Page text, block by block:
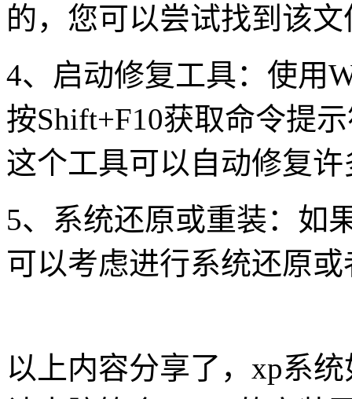
的，您可以尝试找到该
4、启动修复工具：使用
按Shift+F10获取命令提
这个工具可以自动修复
5、系统还原或重装：如
可以考虑进行系统还原
以上内容分享了，xp系